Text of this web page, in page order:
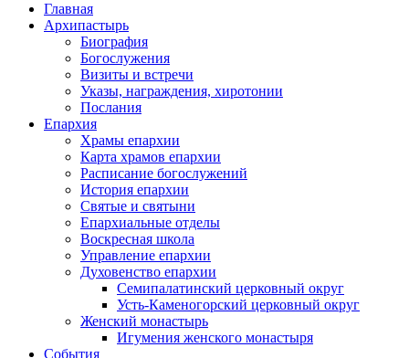
Главная
Архипастырь
Биография
Богослужения
Визиты и встречи
Указы, награждения, хиротонии
Послания
Епархия
Храмы епархии
Карта храмов епархии
Расписание богослужений
История епархии
Святые и святыни
Епархиальные отделы
Воскресная школа
Управление епархии
Духовенство епархии
Семипалатинский церковный округ
Усть-Каменогорский церковный округ
Женский монастырь
Игумения женского монастыря
События